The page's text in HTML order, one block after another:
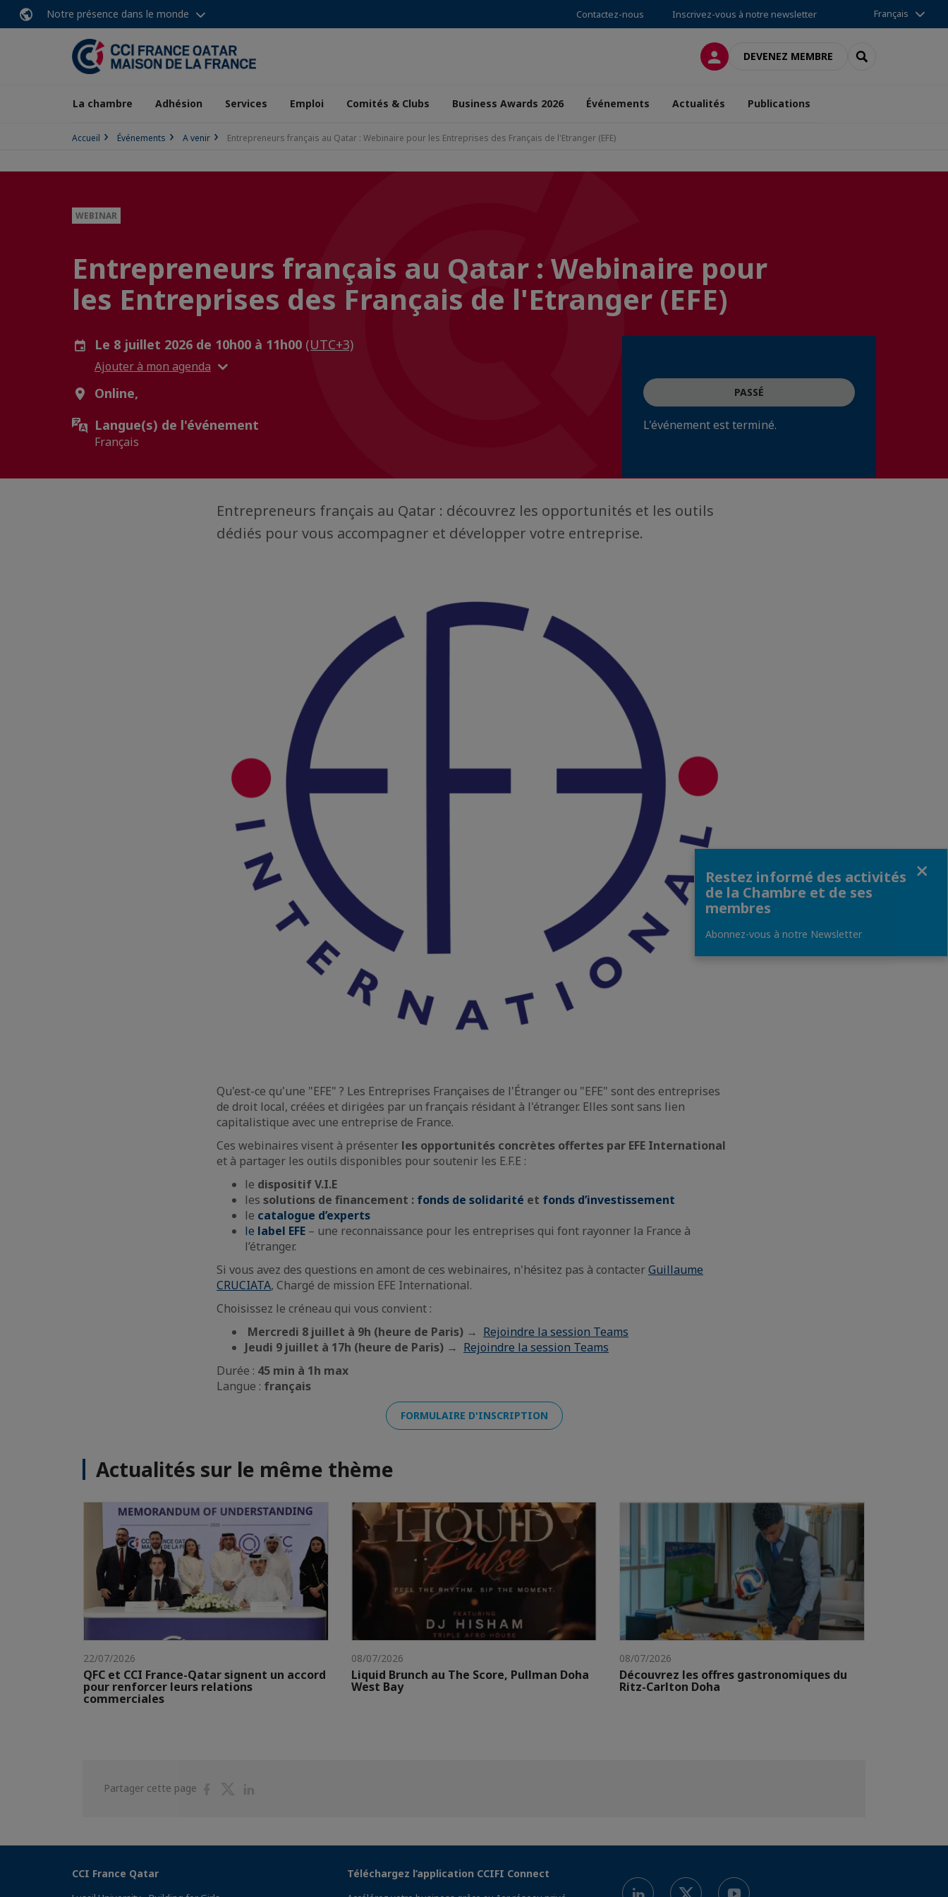
Notre présence dans le monde Contactez-nous Inscrivez-vous à notre newsletter Français
CONNEXIONDEVENEZ MEMBRE RECHERCHER
La chambre Adhésion Services Emploi Comités & Clubs Business Awards 2026 Événements Actualités Publications
Accueil Événements A venir Entrepreneurs français au Qatar : Webinaire pour les Entreprises des Français de l'Etranger (EFE)
WEBINAR
Entrepreneurs français au Qatar : Webinaire pour
les Entreprises des Français de l'Etranger (EFE)
Le 8 juillet 2026 de 10h00 à 11h00 (UTC+3)
Ajouter à mon agenda
Online,
Langue(s) de l'événement
Français
PASSÉ
L'événement est terminé.
Entrepreneurs français au Qatar : découvrez les opportunités et les outils
dédiés pour vous accompagner et développer votre entreprise.
Qu'est-ce qu'une "EFE" ? Les Entreprises Françaises de l'Étranger ou "EFE" sont des entreprises
de droit local, créées et dirigées par un français résidant à l'étranger. Elles sont sans lien
capitalistique avec une entreprise de France.
Ces webinaires visent à présenter les opportunités concrètes offertes par EFE International
et à partager les outils disponibles pour soutenir les E.F.E :
le dispositif V.I.E
les solutions de financement : fonds de solidarité et fonds d’investissement
le catalogue d’experts
le label EFE – une reconnaissance pour les entreprises qui font rayonner la France à
l’étranger.
Si vous avez des questions en amont de ces webinaires, n'hésitez pas à contacterGuillaume
CRUCIATA, Chargé de mission EFE International.
Choisissez le créneau qui vous convient :
Mercredi 8 juillet à 9h (heure de Paris) → Rejoindre la session Teams
Jeudi 9 juillet à 17h (heure de Paris) → Rejoindre la session Teams
Durée : 45 min à 1h max
Langue : français
FORMULAIRE D'INSCRIPTION
Actualités sur le même thème
22/07/2026
QFC et CCI France-Qatar signent un accord
pour renforcer leurs relations
commerciales
08/07/2026
Liquid Brunch au The Score, Pullman Doha
West Bay
08/07/2026
Découvrez les offres gastronomiques du
Ritz-Carlton Doha
Partager cette page
PartagerPartager
CCI France Qatar Téléchargez l’application CCIFI Connect
Restez informé des activités
de la Chambre et de ses
membres
Abonnez-vous à notre Newsletter